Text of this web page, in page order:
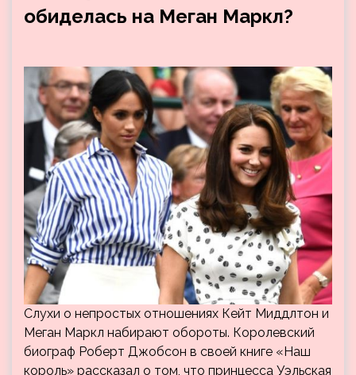
обиделась на Меган Маркл?
Слухи о непростых отношениях Кейт Миддлтон и
Меган Маркл набирают обороты. Королевский
биограф Роберт Джобсон в своей книге «Наш
король» рассказал о том, что принцесса Уэльская